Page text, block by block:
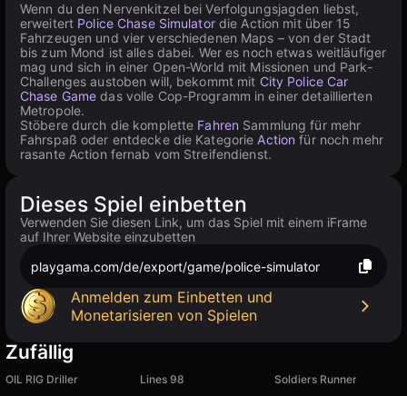
Wenn du den Nervenkitzel bei Verfolgungsjagden liebst,
erweitert Police Chase Simulatordie Action mit über 15
Fahrzeugen und vier verschiedenen Maps – von der Stadt
bis zum Mond ist alles dabei. Wer es noch etwas weitläufiger
mag und sich in einer Open-World mit Missionen und Park-
Challenges austoben will, bekommt mit City Police Car
Chase Game das volle Cop-Programm in einer detaillierten
Metropole.
Stöbere durch die komplette Fahren Sammlung für mehr
Fahrspaß oder entdecke die KategorieAction für noch mehr
rasante Action fernab vom Streifendienst.
Dieses Spiel einbetten
Verwenden Sie diesen Link, um das Spiel mit einem iFrame
auf Ihrer Website einzubetten
playgama.com/de/export/game/police-simulator
Anmelden zum Einbetten und
Monetarisieren von Spielen
Zufällig
OIL RIG Driller Lines 98
Soldiers Runner